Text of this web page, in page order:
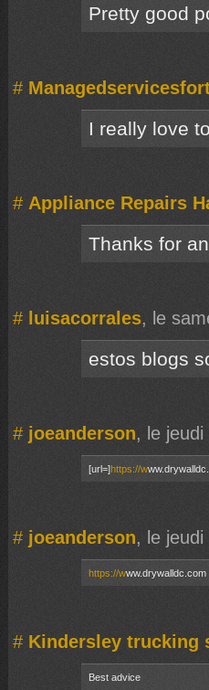
Pretty good
#
I really love
# Appliance Repairs
Thanks for
# luisacorrales, le
estos blogs
# joeanderson, le
[url=]https://w
# joeanderson, le
https://www.drywalldc.com
# Kindersley trucking
Best advice